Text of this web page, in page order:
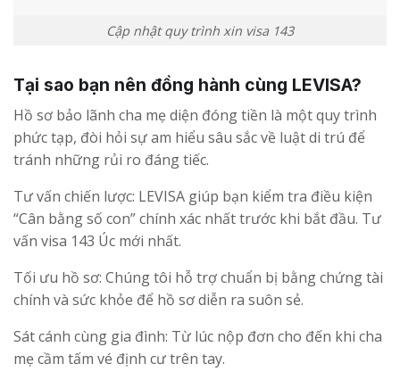
Cập nhật quy trình xin visa 143
Tại sao bạn nên đồng hành cùng LEVISA?
Hồ sơ bảo lãnh cha mẹ diện đóng tiền là một quy trình
phức tạp, đòi hỏi sự am hiểu sâu sắc về luật di trú để
tránh những rủi ro đáng tiếc.
Tư vấn chiến lược: LEVISA giúp bạn kiểm tra điều kiện
“Cân bằng số con” chính xác nhất trước khi bắt đầu. Tư
vấn visa 143 Úc mới nhất.
Tối ưu hồ sơ: Chúng tôi hỗ trợ chuẩn bị bằng chứng tài
chính và sức khỏe để hồ sơ diễn ra suôn sẻ.
Sát cánh cùng gia đình: Từ lúc nộp đơn cho đến khi cha
mẹ cầm tấm vé định cư trên tay.